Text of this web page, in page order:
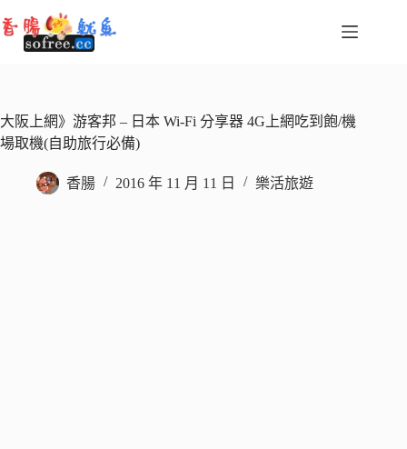
至
容
大阪上網》游客邦 – 日本 Wi-Fi 分享器 4G上網吃到飽/機
場取機(自助旅行必備)
香腸 2016 年 11 月 11 日 樂活旅遊